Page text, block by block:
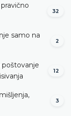
32
samo na
2
poštovanje
12
3